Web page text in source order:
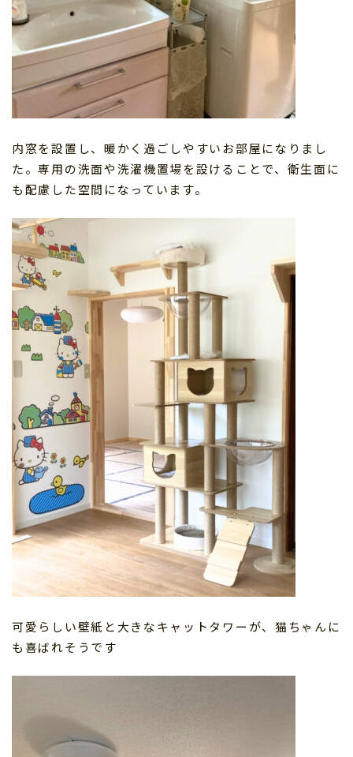
内窓を設置し、暖かく過ごしやすいお部屋になりまし
た。専用の洗面や洗濯機置場を設けることで、衛生面に
も配慮した空間になっています。
可愛らしい壁紙と大きなキャットタワーが、猫ちゃんに
も喜ばれそうです